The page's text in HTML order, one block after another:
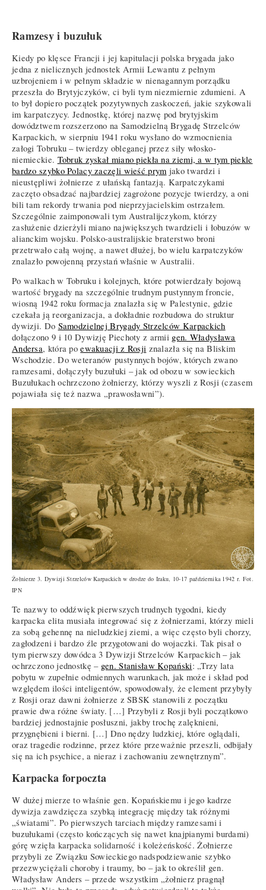
Ramzesy i buzułuk
Kiedy po klęsce Francji i jej kapitulacji polska brygada jako
jedna z nielicznych jednostek Armii Lewantu z pełnym
uzbrojeniem i w pełnym składzie w nienagannym porządku
przeszła do Brytyjczyków, ci byli tym niezmiernie zdumieni. A
to był dopiero początek pozytywnych zaskoczeń, jakie szykowali
im karpatczycy. Jednostkę, której nazwę pod brytyjskim
dowództwem rozszerzono na Samodzielną Brygadę Strzelców
Karpackich, w sierpniu 1941 roku wysłano do wzmocnienia
załogi Tobruku – twierdzy obleganej przez siły włosko-
niemieckie. Tobruk zyskał miano piekła na ziemi, a w tym piekle
bardzo szybko Polacy zaczęli wieść prym jako twardzi i
nieustępliwi żołnierze z ułańską fantazją. Karpatczykami
zaczęto obsadzać najbardziej zagrożone pozycje twierdzy, a oni
bili tam rekordy trwania pod nieprzyjacielskim ostrzałem.
Szczególnie zaimponowali tym Australijczykom, którzy
zasłużenie dzierżyli miano największych twardzieli i łobuzów w
alianckim wojsku. Polsko-australijskie braterstwo broni
przetrwało całą wojnę, a nawet dłużej, bo wielu karpatczyków
znalazło powojenną przystań właśnie w Australii.
Po walkach w Tobruku i kolejnych, które potwierdzały bojową
wartość brygady na szczególnie trudnym pustynnym froncie,
wiosną 1942 roku formacja znalazła się w Palestynie, gdzie
czekała ją reorganizacja, a dokładnie rozbudowa do struktur
dywizji. Do Samodzielnej Brygady Strzelców Karpackich
dołączono 9 i 10 Dywizję Piechoty z armii gen. Władysława
Andersa, która poewakuacji z Rosji znalazła się na Bliskim
Wschodzie. Do weteranów pustynnych bojów, których zwano
ramzesami, dołączyły buzułuki – jak od obozu w sowieckich
Buzułukach ochrzczono żołnierzy, którzy wyszli z Rosji (czasem
pojawiała się też nazwa „prawosławni”).
Żołnierze 3. Dywizji Strzelców Karpackich w drodze do Iraku, 10-17 października 1942 r. Fot.
IPN
Te nazwy to oddźwięk pierwszych trudnych tygodni, kiedy
karpacka elita musiała integrować się z żołnierzami, którzy mieli
za sobą gehennę na nieludzkiej ziemi, a więc często byli chorzy,
zagłodzeni i bardzo źle przygotowani do wojaczki. Tak pisał o
tym pierwszy dowódca 3 Dywizji Strzelców Karpackich – jak
ochrzczono jednostkę – gen. Stanisław Kopański: „Trzy lata
pobytu w zupełnie odmiennych warunkach, jak może i skład pod
względem ilości inteligentów, spowodowały, że element przybyły
z Rosji oraz dawni żołnierze z SBSK stanowili z początku
prawie dwa różne światy. […] Przybyli z Rosji byli początkowo
bardziej jednostajnie posłuszni, jakby trochę zalęknieni,
przygnębieni i bierni. […] Dno nędzy ludzkiej, które oglądali,
oraz tragedie rodzinne, przez które przeważnie przeszli, odbijały
się na ich psychice, a nieraz i zachowaniu zewnętrznym”.
Karpacka forpoczta
W dużej mierze to właśnie gen. Kopańskiemu i jego kadrze
dywizja zawdzięcza szybką integrację między tak różnymi
„światami”. Po pierwszych tarciach między ramzesami i
buzułukami (często kończących się nawet knajpianymi burdami)
górę wzięła karpacka solidarność i koleżeńskość. Żołnierze
przybyli ze Związku Sowieckiego nadspodziewanie szybko
przezwyciężali choroby i traumy, bo – jak to określił gen.
Władysław Anders – przede wszystkim „żołnierz pragnął